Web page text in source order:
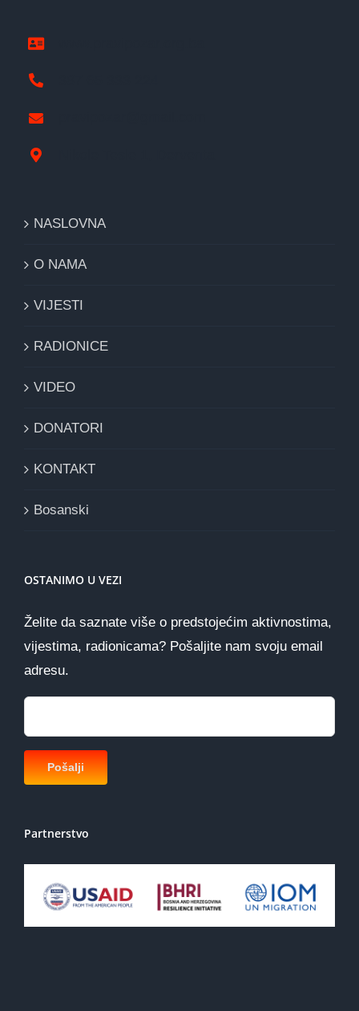
NASLOVNA
O NAMA
VIJESTI
RADIONICE
VIDEO
DONATORI
KONTAKT
Bosanski
OSTANIMO U VEZI
Želite da saznate više o predstojećim aktivnostima,
vijestima, radionicama? Pošaljite nam svoju email
adresu.
Partnerstvo